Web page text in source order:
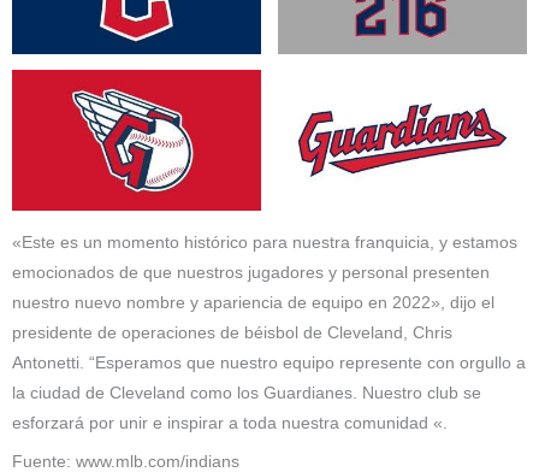
«Este es un momento histórico para nuestra franquicia, y estamos
emocionados de que nuestros jugadores y personal presenten
nuestro nuevo nombre y apariencia de equipo en 2022», dijo el
presidente de operaciones de béisbol de Cleveland, Chris
Antonetti. “Esperamos que nuestro equipo represente con orgullo a
la ciudad de Cleveland como los Guardianes. Nuestro club se
esforzará por unir e inspirar a toda nuestra comunidad «.
Fuente: www.mlb.com/indians